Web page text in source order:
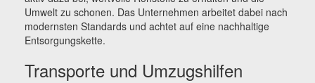
Umwelt zu schonen. Das Unternehmen arbeitet dabei nach
modernsten Standards und achtet auf eine nachhaltige
Entsorgungskette.
Transporte und Umzugshilfen